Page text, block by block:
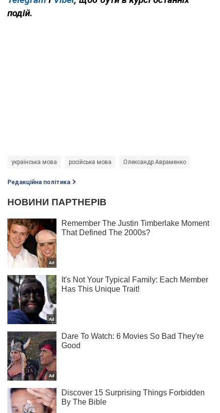
подій.
українська мова російська мова Олександр Авраменко
Редакційна політика